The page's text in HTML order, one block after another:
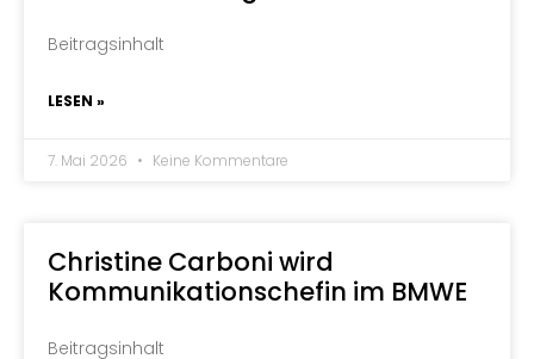
Beitragsinhalt
LESEN »
7. Mai 2026 Keine Kommentare
Christine Carboni wird
Kommunikationschefin im BMWE
Beitragsinhalt